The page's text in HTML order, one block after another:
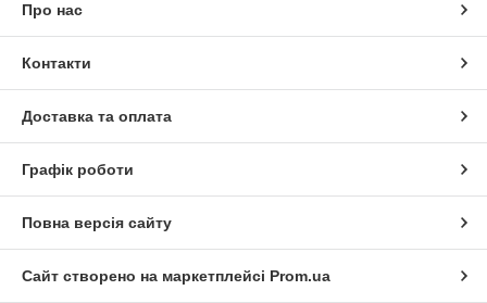
Про нас
Контакти
Доставка та оплата
Графік роботи
Повна версія сайту
Сайт створено на маркетплейсі Prom.ua